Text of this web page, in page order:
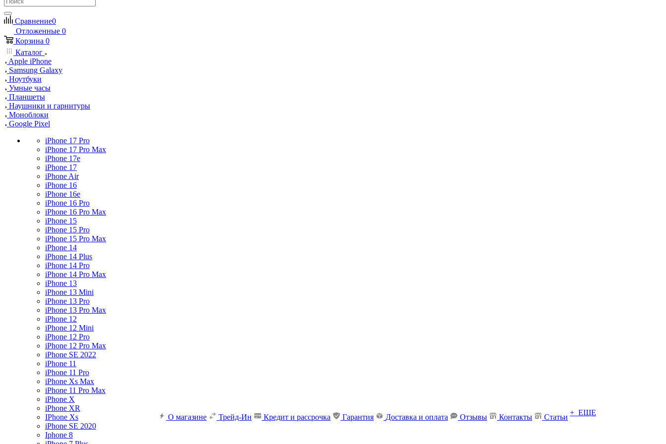
Сравнение0
Отложенные 0
Корзина 0
Каталог
Apple iPhone
Samsung Galaxy
Ноутбуки
Умные часы
Планшеты
Наушники и гарнитуры
Моноблоки
Google Pixel
iPhone 17 Pro
iPhone 17 Pro Max
iPhone 17e
iPhone 17
iPhone Air
iPhone 16
iPhone 16e
iPhone 16 Pro
iPhone 16 Pro Max
iPhone 15
iPhone 15 Pro
iPhone 15 Pro Max
iPhone 14
iPhone 14 Plus
iPhone 14 Pro
iPhone 14 Pro Max
iPhone 13
iPhone 13 Mini
iPhone 13 Pro
iPhone 13 Pro Max
iPhone 12
iPhone 12 Mini
iPhone 12 Pro
iPhone 12 Pro Max
iPhone SE 2022
iPhone 11
iPhone 11 Pro
iPhone Xs Max
iPhone 11 Pro Max
iPhone X
iPhone XR
IPhone Xs
iPhone SE 2020
Iphone 8
О магазине Трейд-Ин Кредит и рассрочка Гарантия Доставка и оплата Отзывы Контакты Статьи
+ ЕЩЕ